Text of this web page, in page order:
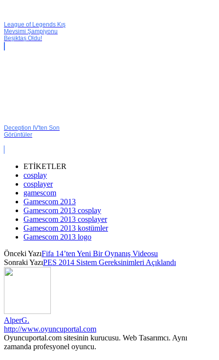
League of Legends Kış
Mevsimi Şampiyonu
Beşiktaş Oldu!
Deception IV'ten Son
Görüntüler
ETİKETLER
cosplay
cosplayer
gamescom
Gamescom 2013
Gamescom 2013 cosplay
Gamescom 2013 cosplayer
Gamescom 2013 kostümler
Gamescom 2013 logo
Önceki YazıFifa 14’ten Yeni Bir Oynanış Videosu
Sonraki YazıPES 2014 Sistem Gereksinimleri Açıklandı
AlperG.
http://www.oyuncuportal.com
Oyuncuportal.com sitesinin kurucusu. Web Tasarımcı. Aynı
zamanda profesyonel oyuncu.